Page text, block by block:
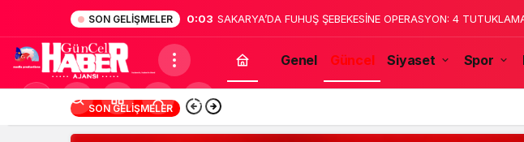
SON GELIŞMELER 0:03 SAKARYA’DA FUHUŞ ŞEBEKESİNE OPERASYON: 4
Genel Güncel Siyaset Spor
değiştir
SON GELIŞMELER